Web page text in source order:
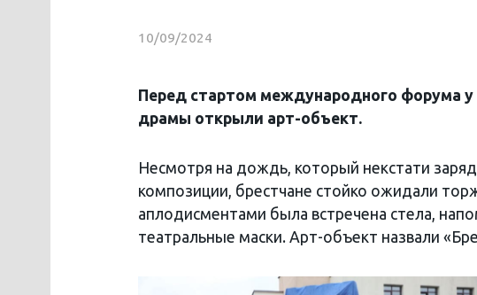
10/09/2024
Перед стартом международного форума у
драмы открыли арт-объект.
Несмотря на дождь, который некстати
композиции, брестчане стойко ожидали
аплодисментами была встречена стела,
театральные маски. Арт-объект назвали